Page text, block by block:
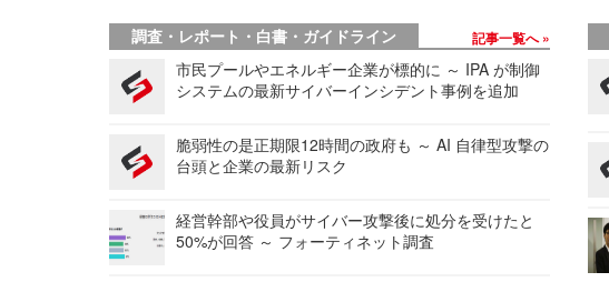
調査・レポート・白書・ガイドライン 記事一覧へ
市民プールやエネルギー企業が標的に ～ IPA が制御
システムの最新サイバーインシデント事例を追加
脆弱性の是正期限12時間の政府も ～ AI 自律型攻撃の
台頭と企業の最新リスク
経営幹部や役員がサイバー攻撃後に処分を受けたと
50%が回答 ～ フォーティネット調査